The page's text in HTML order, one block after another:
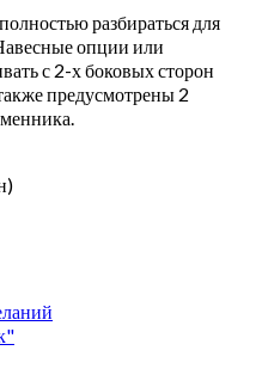
разбираться для
опции или
с 2-х боковых сторон
предусмотрены 2